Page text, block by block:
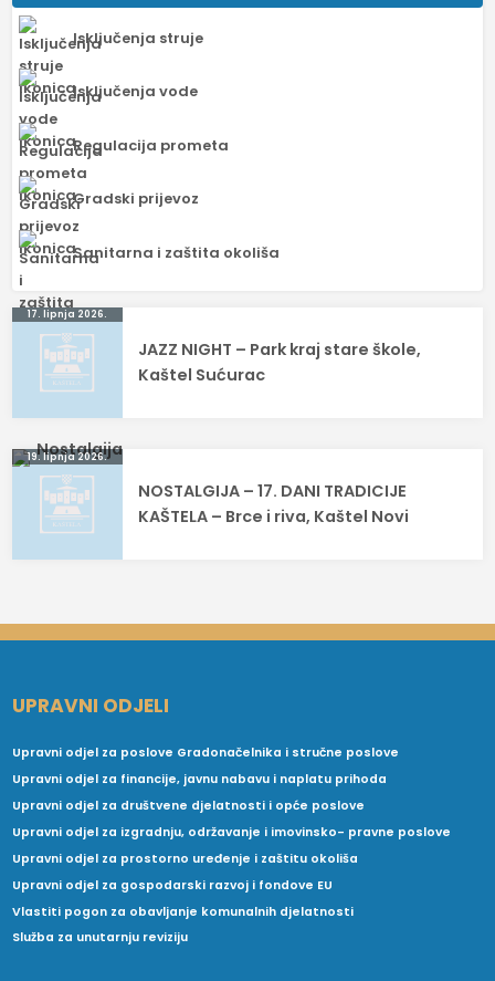
Isključenja struje
Isključenja vode
Regulacija prometa
Gradski prijevoz
Sanitarna i zaštita okoliša
Navigacija
objava
17. lipnja 2026.
JAZZ NIGHT – Park kraj stare škole,
Kaštel Sućurac
19. lipnja 2026.
NOSTALGIJA – 17. DANI TRADICIJE
KAŠTELA – Brce i riva, Kaštel Novi
UPRAVNI ODJELI
Upravni odjel za poslove Gradonačelnika i stručne poslove
Upravni odjel za financije, javnu nabavu i naplatu prihoda
Upravni odjel za društvene djelatnosti i opće poslove
Upravni odjel za izgradnju, održavanje i imovinsko- pravne poslove
Upravni odjel za prostorno uređenje i zaštitu okoliša
Upravni odjel za gospodarski razvoj i fondove EU
Vlastiti pogon za obavljanje komunalnih djelatnosti
Služba za unutarnju reviziju